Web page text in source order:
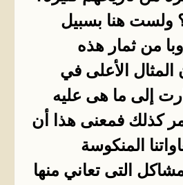
ولست هنا بسبيل
من ثمار هذه
الأعلى في
إلى ما هى عليه
كذلك فمعنى هذا أن
المنكوسة
التى تعاني منها